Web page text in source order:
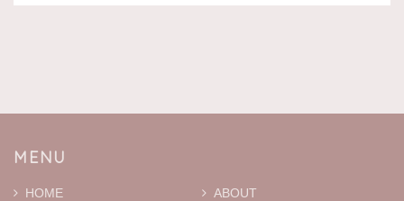
本日届きました 丁寧なメッセージカードが添えてあり と
はとても可愛らしいです 大切に使います
MENU
HOME
ABOUT